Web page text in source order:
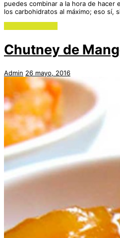
puedes combinar a la hora de hacer
los carbohidratos al máximo; eso sí,
Chutney de
Admin 26 mayo, 2016